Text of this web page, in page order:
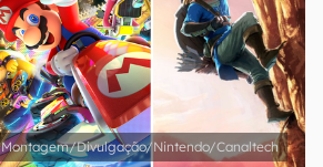
Montagem/Divulgação/Nintendo/Canaltech